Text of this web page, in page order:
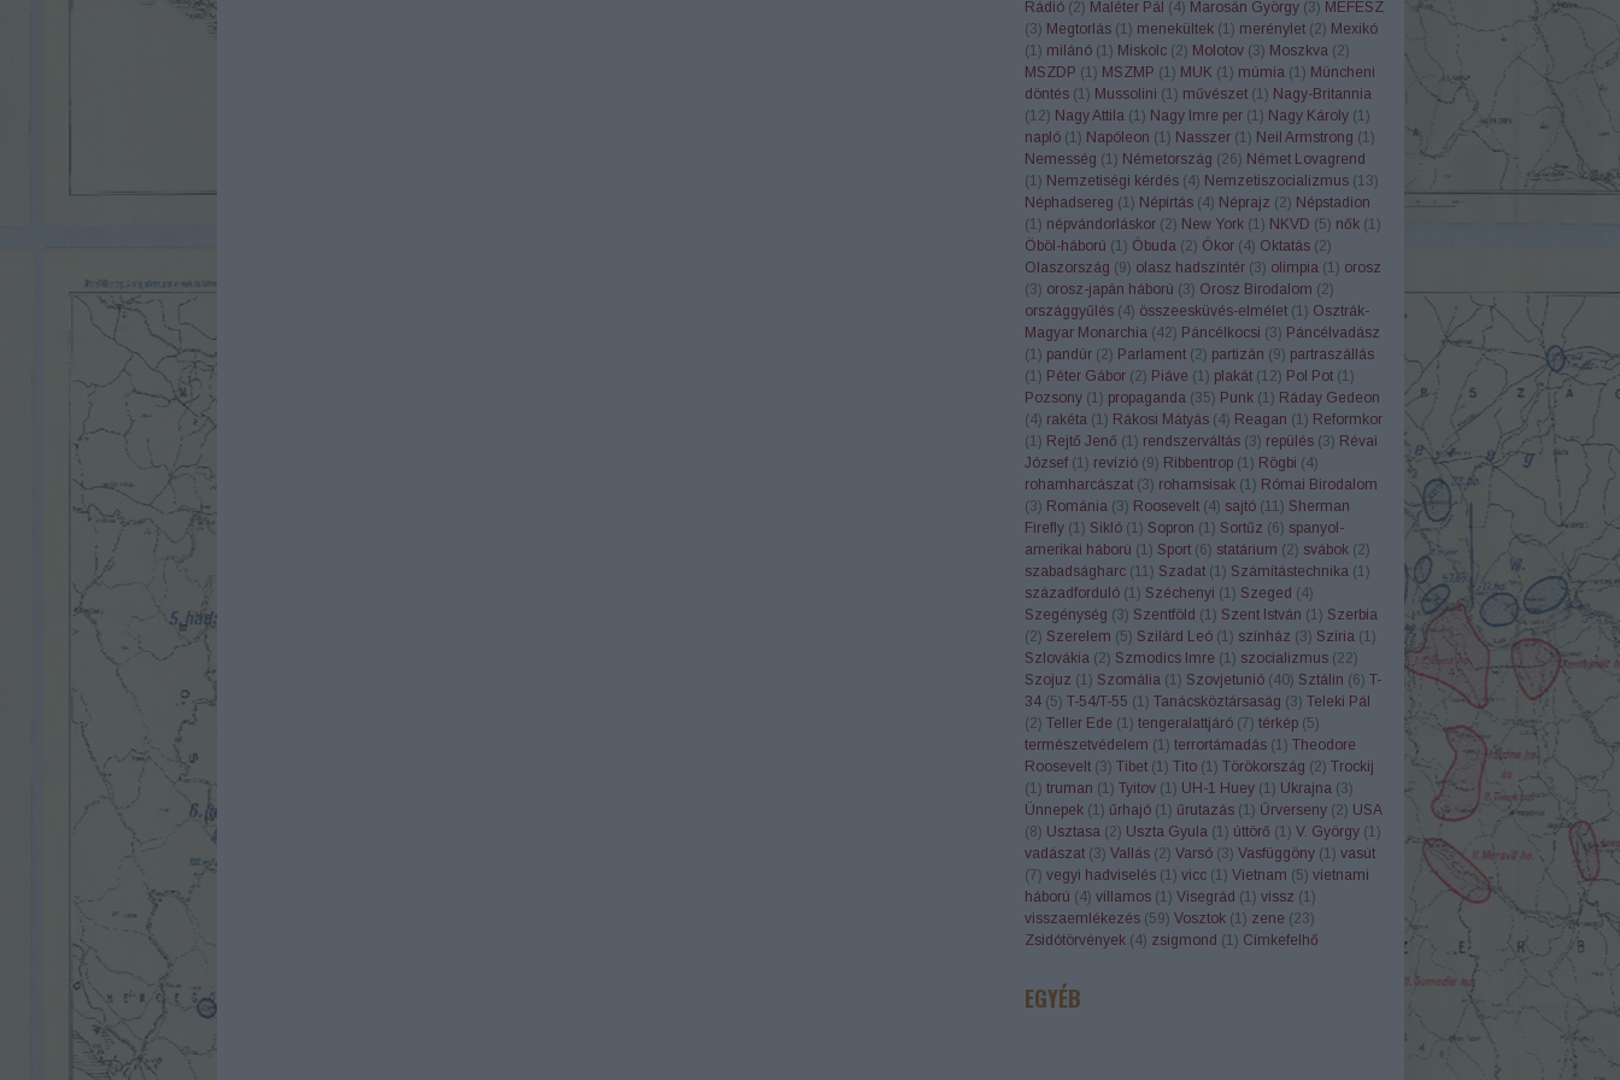
Rádió (2) Maléter Pál (4) Marosán György (3) MEFESZ
(3) Megtorlás (1) menekültek (1) merénylet (2) Mexikó
(1) milánó (1) Miskolc (2) Molotov (3) Moszkva (2)
MSZDP (1) MSZMP (1) MUK (1) múmia (1) Müncheni
döntés (1) Mussolini (1) művészet (1) Nagy-Britannia
(12) Nagy Attila (1) Nagy Imre per (1) Nagy Károly (1)
napló (1) Napóleon (1) Nasszer (1) Neil Armstrong (1)
Nemesség (1) Németország (26) Német Lovagrend
(1) Nemzetiségi kérdés (4) Nemzetiszocializmus (13)
Néphadsereg (1) Népírtás (4) Néprajz (2) Népstadion
(1) népvándorláskor (2) New York (1) NKVD (5) nők (1)
Öböl-háború (1) Óbuda (2) Ókor (4) Oktatás (2)
Olaszország (9) olasz hadszíntér (3) olimpia (1) orosz
(3) orosz-japán háború (3) Orosz Birodalom (2)
országgyűlés (4) összeesküvés-elmélet (1) Osztrák-
Magyar Monarchia (42) Páncélkocsi (3) Páncélvadász
(1) pandúr (2) Parlament (2) partizán (9) partraszállás
(1) Péter Gábor (2) Piáve (1) plakát (12) Pol Pot (1)
Pozsony (1) propaganda (35) Punk (1) Ráday Gedeon
(4) rakéta (1) Rákosi Mátyás (4) Reagan (1) Reformkor
(1) Rejtő Jenő (1) rendszerváltás (3) repülés (3) Révai
József (1) revízió (9) Ribbentrop (1) Rögbi (4)
rohamharcászat (3) rohamsisak (1) Római Birodalom
(3) Románia (3) Roosevelt (4) sajtó (11) Sherman
Firefly (1) Sikló (1) Sopron (1) Sortűz (6) spanyol-
amerikai háború (1) Sport (6) statárium (2) svábok (2)
szabadságharc (11) Szadat (1) Számítástechnika (1)
századforduló (1) Széchenyi (1) Szeged (4)
Szegénység (3) Szentföld (1) Szent István (1) Szerbia
(2) Szerelem (5) Szilárd Leó (1) színház (3) Szíria (1)
Szlovákia (2) Szmodics Imre (1) szocializmus (22)
Szojuz (1) Szomália (1) Szovjetunió (40) Sztálin (6) T-
34 (5) T-54/T-55 (1) Tanácsköztársaság (3) Teleki Pál
(2) Teller Ede (1) tengeralattjáró (7) térkép (5)
természetvédelem (1) terrortámadás (1) Theodore
Roosevelt (3) Tibet (1) Tito (1) Törökország (2) Trockij
(1) truman (1) Tyitov (1) UH-1 Huey (1) Ukrajna (3)
Ünnepek (1) űrhajó (1) űrutazás (1) Űrverseny (2) USA
(8) Usztasa (2) Uszta Gyula (1) úttörő (1) V. György (1)
vadászat (3) Vallás (2) Varsó (3) Vasfüggöny (1) vasút
(7) vegyi hadviselés (1) vicc (1) Vietnam (5) vietnami
háború (4) villamos (1) Visegrád (1) vissz (1)
visszaemlékezés (59) Vosztok (1) zene (23)
Zsidótörvények (4) zsigmond (1) Címkefelhő
EGYÉB